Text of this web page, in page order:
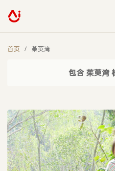
首页 茱萸湾
包含 茱萸湾